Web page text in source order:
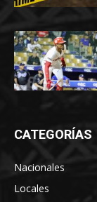
CATEGORÍAS
Nacionales
Locales